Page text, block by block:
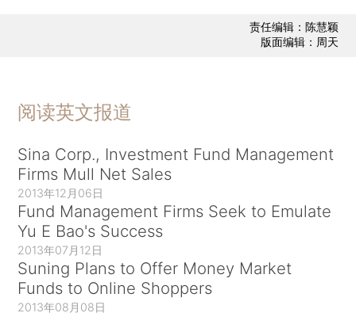
责任编辑：陈慧颖
版面编辑：周天
阅读英文报道
Sina Corp., Investment Fund Management
Firms Mull Net Sales
2013年12月06日
Fund Management Firms Seek to Emulate
Yu E Bao's Success
2013年07月12日
Suning Plans to Offer Money Market
Funds to Online Shoppers
2013年08月08日